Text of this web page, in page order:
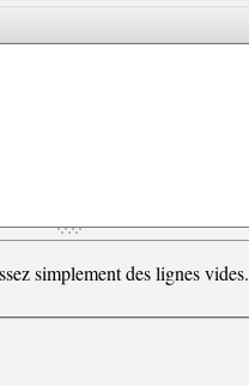
simplement des lignes vides.